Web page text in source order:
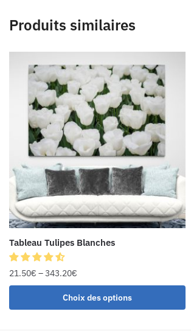
Produits similaires
Tableau Tulipes Blanches
21.50€ –343.20€
Choix des options